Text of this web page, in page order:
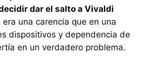
dar el salto a Vivaldi
era una carencia que en una
dispositivos y dependencia de
en un verdadero problema.